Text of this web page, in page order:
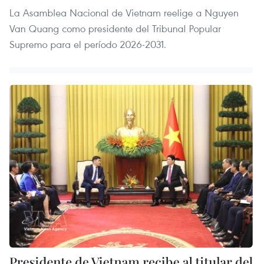
La Asamblea Nacional de Vietnam reelige a Nguyen
Van Quang como presidente del Tribunal Popular
Supremo para el período 2026-2031.